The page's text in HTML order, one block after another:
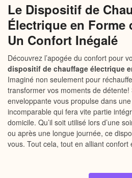
Le Dispositif de
Électrique en Forme
Un Confort Inégalé
Découvrez l’apogée du confort pour
dispositif de chauffage électrique
Imaginé non seulement pour
transformer vos moments de
enveloppante vous propulse dans
incomparable qui fera vite partie
domicile. Qu’il soit utilisé lors d’une
ou après une longue journée, ce
vous. Tout cela, tout en alliant confort